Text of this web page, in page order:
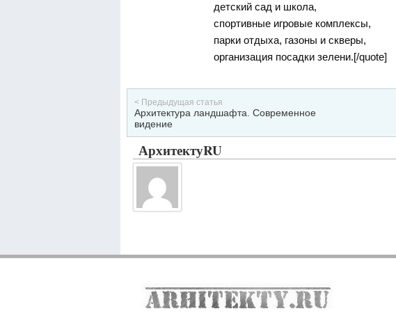
детский сад и школа,
спортивные игровые комплексы,
парки отдыха, газоны и скверы,
организация посадки зелени.[/quote]
< Предыдущая статья
Архитектура ландшафта. Современное
видение
АрхитектуRU